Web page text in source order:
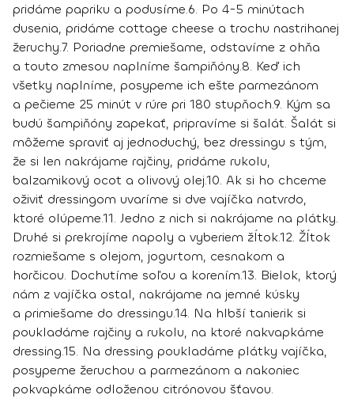
pridáme papriku a podusíme.6. Po 4-5 minútach
dusenia, pridáme cottage cheese a trochu nastrihanej
žeruchy.7. Poriadne premiešame, odstavíme z ohňa
a touto zmesou naplníme šampiňóny.8. Keď ich
všetky naplníme, posypeme ich ešte parmezánom
a pečieme 25 minút v rúre pri 180 stupňoch.9. Kým sa
budú šampiňóny zapekať, pripravíme si šalát. Šalát si
môžeme spraviť aj jednoduchý, bez dressingu s tým,
že si len nakrájame rajčiny, pridáme rukolu,
balzamikový ocot a olivový olej.10. Ak si ho chceme
oživiť dressingom uvaríme si dve vajíčka natvrdo,
ktoré olúpeme.11. Jedno z nich si nakrájame na plátky.
Druhé si prekrojíme napoly a vyberiem žĺtok.12. Žĺtok
rozmiešame s olejom, jogurtom, cesnakom a
horčicou. Dochutíme soľou a korením.13. Bielok, ktorý
nám z vajíčka ostal, nakrájame na jemné kúsky
a primiešame do dressingu.14. Na hlbší tanierik si
poukladáme rajčiny a rukolu, na ktoré nakvapkáme
dressing.15. Na dressing poukladáme plátky vajíčka,
posypeme žeruchou a parmezánom a nakoniec
pokvapkáme odloženou citrónovou šťavou.